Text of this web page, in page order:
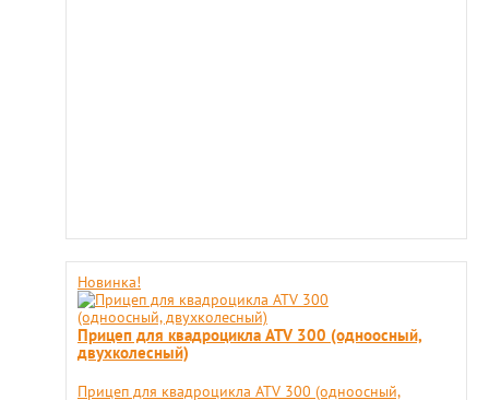
Новинка!
Прицеп для квадроцикла ATV 300 (одноосный,
двухколесный)
Прицеп для квадроцикла ATV 300 (одноосный,